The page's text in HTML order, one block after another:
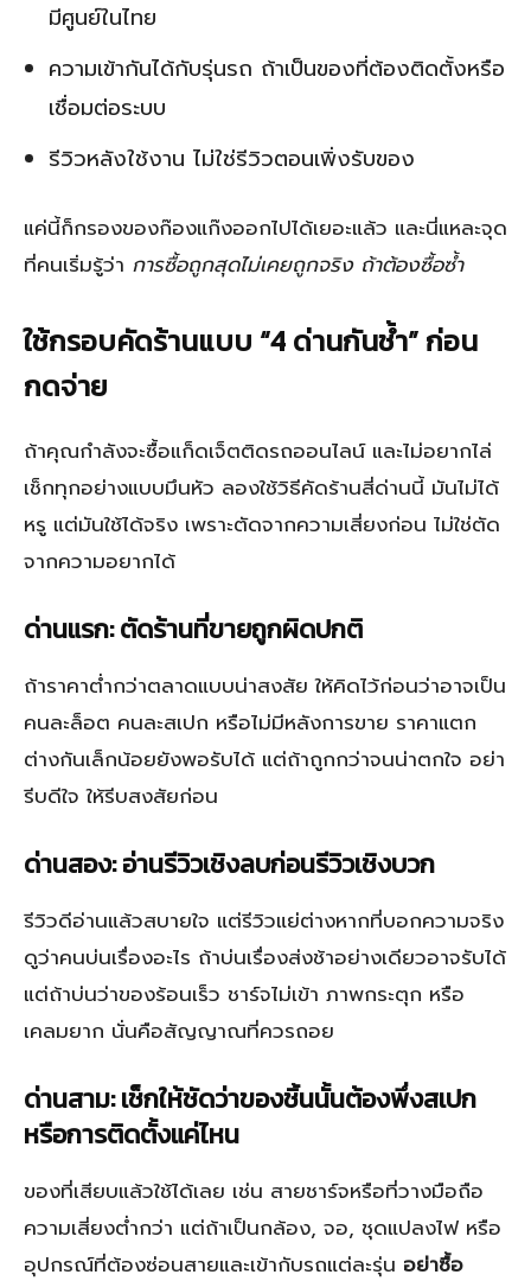
มีศูนย์ในไทย
ความเข้ากันได้กับรุ่นรถ ถ้าเป็นของที่ต้องติดตั้งหรือ
เชื่อมต่อระบบ
รีวิวหลังใช้งาน ไม่ใช่รีวิวตอนเพิ่งรับของ
แค่นี้ก็กรองของก๊องแก๊งออกไปได้เยอะแล้ว และนี่แหละจุด
ที่คนเริ่มรู้ว่า การซื้อถูกสุดไม่เคยถูกจริง ถ้าต้องซื้อซ้ำ
ใช้กรอบคัดร้านแบบ “4 ด่านกันช้ำ” ก่อน
กดจ่าย
ถ้าคุณกำลังจะซื้อแก็ดเจ็ตติดรถออนไลน์ และไม่อยากไล่
เช็กทุกอย่างแบบมึนหัว ลองใช้วิธีคัดร้านสี่ด่านนี้ มันไม่ได้
หรู แต่มันใช้ได้จริง เพราะตัดจากความเสี่ยงก่อน ไม่ใช่ตัด
จากความอยากได้
ด่านแรก: ตัดร้านที่ขายถูกผิดปกติ
ถ้าราคาต่ำกว่าตลาดแบบน่าสงสัย ให้คิดไว้ก่อนว่าอาจเป็น
คนละล็อต คนละสเปก หรือไม่มีหลังการขาย ราคาแตก
ต่างกันเล็กน้อยยังพอรับได้ แต่ถ้าถูกกว่าจนน่าตกใจ อย่า
รีบดีใจ ให้รีบสงสัยก่อน
ด่านสอง: อ่านรีวิวเชิงลบก่อนรีวิวเชิงบวก
รีวิวดีอ่านแล้วสบายใจ แต่รีวิวแย่ต่างหากที่บอกความจริง
ดูว่าคนบ่นเรื่องอะไร ถ้าบ่นเรื่องส่งช้าอย่างเดียวอาจรับได้
แต่ถ้าบ่นว่าของร้อนเร็ว ชาร์จไม่เข้า ภาพกระตุก หรือ
เคลมยาก นั่นคือสัญญาณที่ควรถอย
ด่านสาม: เช็กให้ชัดว่าของชิ้นนั้นต้องพึ่งสเปก
หรือการติดตั้งแค่ไหน
ของที่เสียบแล้วใช้ได้เลย เช่น สายชาร์จหรือที่วางมือถือ
ความเสี่ยงต่ำกว่า แต่ถ้าเป็นกล้อง, จอ, ชุดแปลงไฟ หรือ
อุปกรณ์ที่ต้องซ่อนสายและเข้ากับรถแต่ละรุ่น อย่าซื้อ